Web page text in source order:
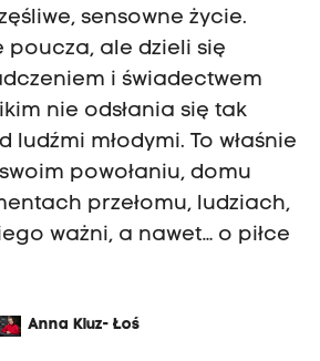
sensowne życie.
poucza, ale dzieli się
i świadectwem
nie odsłania się tak
ludźmi młodymi. To właśnie
powołaniu, domu
przełomu, ludziach,
ważni, a nawet… o piłce
Anna Kluz- Łoś